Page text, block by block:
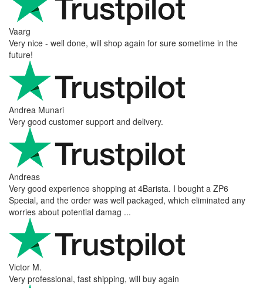
Vaarg
Very nice - well done, will shop again for sure sometime in the
future!
Andrea Munari
Very good customer support and delivery.
Andreas
Very good experience shopping at 4Barista. I bought a ZP6
Special, and the order was well packaged, which eliminated any
worries about potential damag ...
Victor M.
Very professional, fast shipping, will buy again